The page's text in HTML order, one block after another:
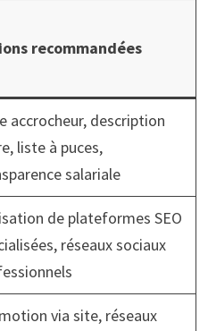
recommandées
accrocheur, description
liste à puces,
salariale
de plateformes SEO
réseaux sociaux
via site, réseaux